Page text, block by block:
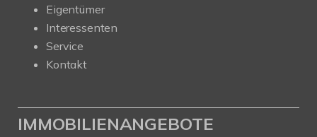
Eigentümer
Interessenten
Service
Kontakt
IMMOBILIENANGEBOTE